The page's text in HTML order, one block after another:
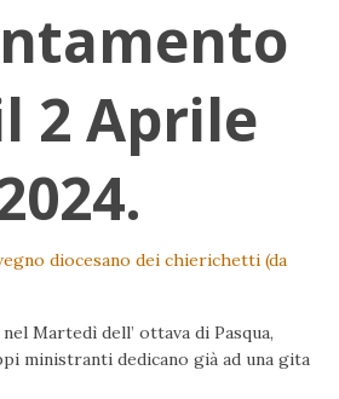
2 Aprile
diocesano dei chierichetti (da
Martedì dell’ ottava di Pasqua,
ministranti dedicano già ad una gita